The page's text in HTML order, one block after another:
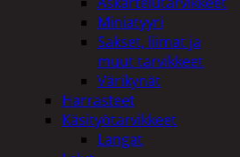
Miniatyyri
Sakset, liimat ja
muut tarvikkeet
Värikynät
Harrasteet
Käsityötarvikkeet
Langat